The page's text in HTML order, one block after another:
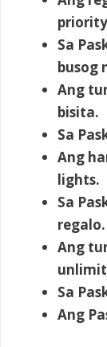
Sa
busog
Ang
bisita.
Sa
Ang
lights.
Sa
regalo.
Ang
Sa
Ang